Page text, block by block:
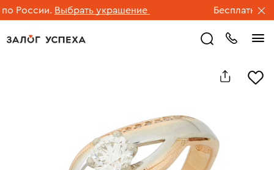
России. Выбрать украшение Бесплатная